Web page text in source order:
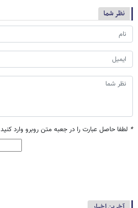
نظر شما
* لطفا حاصل عبارت را در جعبه متن روبرو وارد کنید